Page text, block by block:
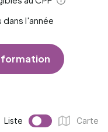
Aide
l'année
formation
actif :
Liste
Affichage :
Carte